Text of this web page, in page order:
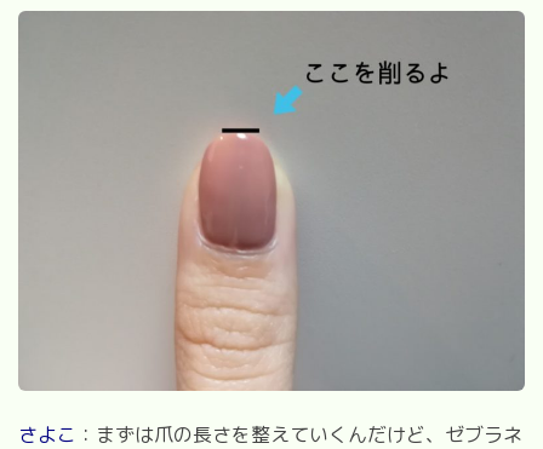
さよこ ：まずは爪の長さを整えていくんだけど、ゼブラネ